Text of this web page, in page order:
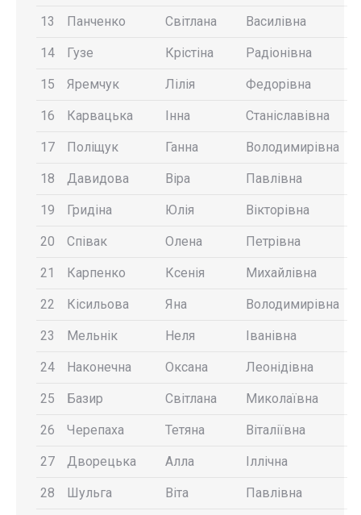
13 Панченко Світлана Василівна
14 Гузе Крістіна Радіонівна
15 Яремчук Лілія Федорівна
16 Карвацька Інна Станіславівна
17 Поліщук Ганна Володимирівна
18 Давидова Віра Павлівна
19 Гридіна Юлія Вікторівна
20 Співак Олена Петрівна
21 Карпенко Ксенія Михайлівна
22 Кісильова Яна Володимирівна
23 Мельнік Неля Іванівна
24 Наконечна Оксана Леонідівна
25 Базир Світлана Миколаївна
26 Черепаха Тетяна Віталіївна
27 Дворецька Алла Іллічна
28 Шульга Віта Павлівна